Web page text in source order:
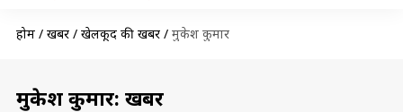
होम / खबरें / खेलकूद की खबरें / मुकेश कुमार
मुकेश कुमार: खबरें